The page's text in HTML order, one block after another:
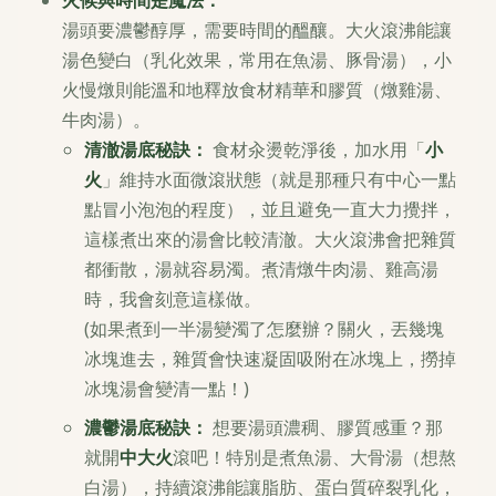
湯頭要濃鬱醇厚，需要時間的醞釀。大火滾沸能讓
湯色變白（乳化效果，常用在魚湯、豚骨湯），小
火慢燉則能溫和地釋放食材精華和膠質（燉雞湯、
牛肉湯）。
清澈湯底秘訣： 食材汆燙乾淨後，加水用「小
火 」維持水面微滾狀態（就是那種只有中心一點
點冒小泡泡的程度），並且避免一直大力攪拌，
這樣煮出來的湯會比較清澈。大火滾沸會把雜質
都衝散，湯就容易濁。煮清燉牛肉湯、雞高湯
時，我會刻意這樣做。
(如果煮到一半湯變濁了怎麼辦？關火，丟幾塊
冰塊進去，雜質會快速凝固吸附在冰塊上，撈掉
冰塊湯會變清一點！)
濃鬱湯底秘訣： 想要湯頭濃稠、膠質感重？那
就開中大火滾吧！特別是煮魚湯、大骨湯（想熬
白湯），持續滾沸能讓脂肪、蛋白質碎裂乳化，